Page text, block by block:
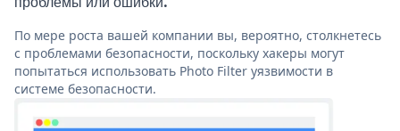
По мере роста вашей компании вы, вероятно, столкнетесь
с проблемами безопасности, поскольку хакеры могут
попытаться использовать Photo Filter уязвимости в
системе безопасности.